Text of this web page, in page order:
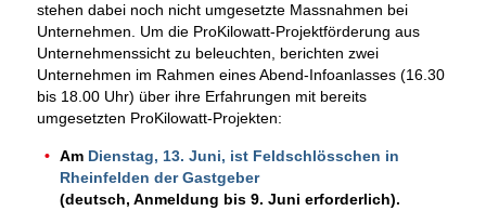
stehen dabei noch nicht umgesetzte Massnahmen bei
Unternehmen. Um die ProKilowatt-Projektförderung aus
Unternehmenssicht zu beleuchten, berichten zwei
Unternehmen im Rahmen eines Abend-Infoanlasses (16.30
bis 18.00 Uhr) über ihre Erfahrungen mit bereits
umgesetzten ProKilowatt-Projekten:
Am Dienstag, 13. Juni, ist Feldschlösschen in
Rheinfelden der Gastgeber
(deutsch, Anmeldung bis 9. Juni erforderlich).